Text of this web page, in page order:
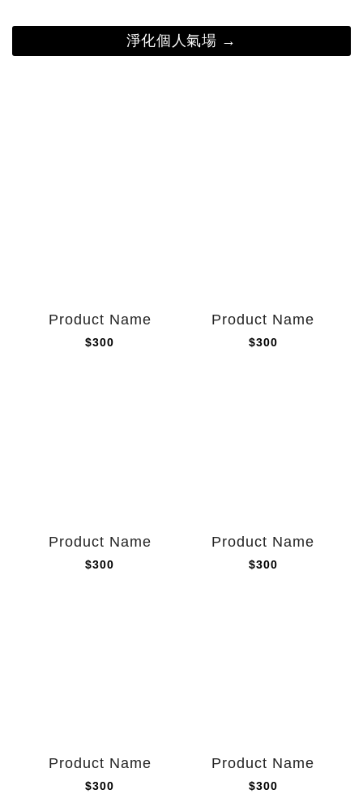
淨化個人氣場 →
Product Name
$300
Product Name
$300
Product Name
$300
Product Name
$300
Product Name
$300
Product Name
$300